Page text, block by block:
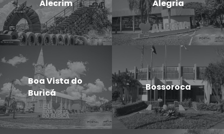
Alecrim Alegria
Boa Vista do
Buricá
Bossoroca